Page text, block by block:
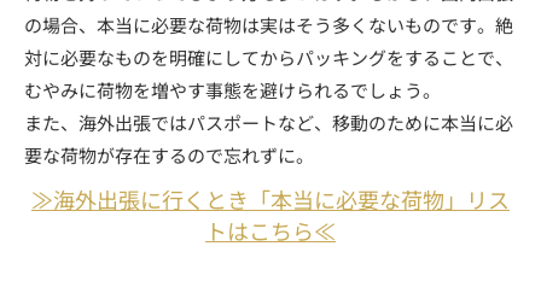
の場合、本当に必要な荷物は実はそう多くないものです。絶
対に必要なものを明確にしてからパッキングをすることで、
むやみに荷物を増やす事態を避けられるでしょう。
また、海外出張ではパスポートなど、移動のために本当に必
要な荷物が存在するので忘れずに。
≫海外出張に行くとき「本当に必要な荷物」リス
トはこちら≪